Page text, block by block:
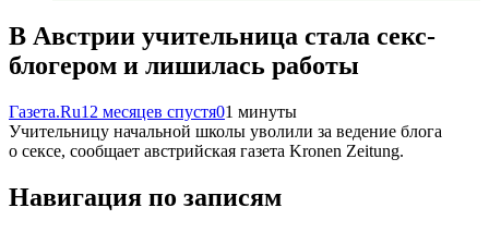
В Австрии учительница стала секс-
блогером и лишилась работы
Газета.Ru12 месяцев спустя01 минуты
Учительницу начальной школы уволили за ведение блога
о сексе, сообщает австрийская газета Kronen Zeitung.
Навигация по записям